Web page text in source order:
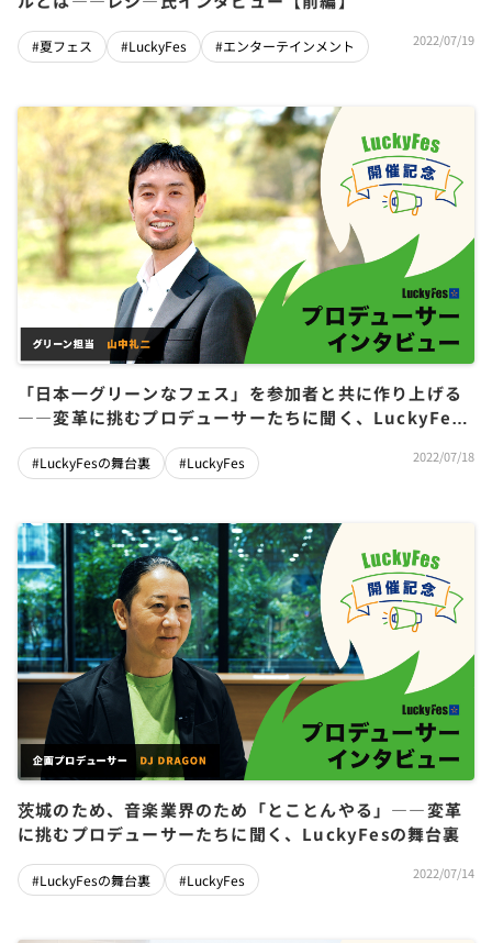
#夏フェス #LuckyFes #エンターテインメント 2022/07/19
「日本一グリーンなフェス」を参加者と共に作り上げる
――変革に挑むプロデューサーたちに聞く、LuckyFes
#LuckyFesの舞台裏 #LuckyFes 2022/07/18
茨城のため、音楽業界のため「とことんやる」――変革
に挑むプロデューサーたちに聞く、LuckyFesの舞台裏
#LuckyFesの舞台裏 #LuckyFes 2022/07/14